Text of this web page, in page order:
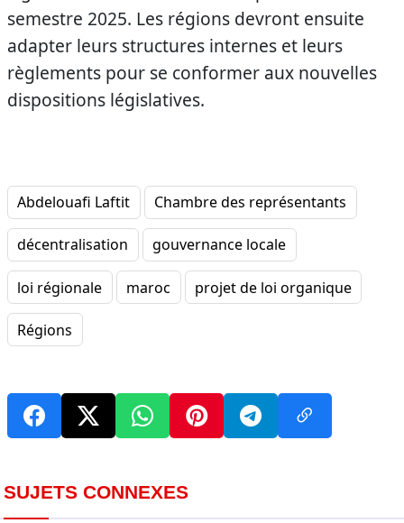
semestre 2025. Les régions devront ensuite
adapter leurs structures internes et leurs
règlements pour se conformer aux nouvelles
dispositions législatives.
Abdelouafi Laftit Chambre des représentants
décentralisation gouvernance locale
loi régionale maroc projet de loi organique
Régions
SUJETS CONNEXES